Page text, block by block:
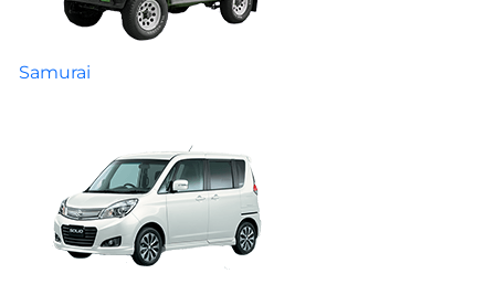
Samurai